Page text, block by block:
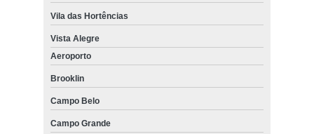
Vila das Hortências
Vista Alegre
Aeroporto
Brooklin
Campo Belo
Campo Grande